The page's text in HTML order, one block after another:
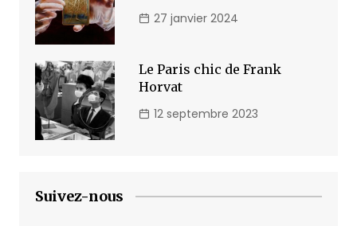
27 janvier 2024
Le Paris chic de Frank
Horvat
12 septembre 2023
Suivez-nous